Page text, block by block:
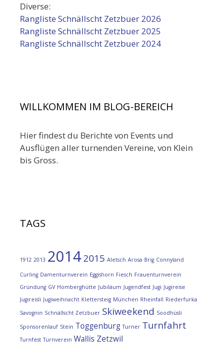
Diverse:
Rangliste Schnällscht Zetzbuer 2026
Rangliste Schnällscht Zetzbuer 2025
Rangliste Schnällscht Zetzbuer 2024
WILLKOMMEN IM BLOG-BEREICH
Hier findest du Berichte von Events und
Ausflügen aller turnenden Vereine, von Klein
bis Gross.
TAGS
1912 2013 2014 2015 Aletsch Arosa Brig Connyland
Curling Damenturnverein Eggishorn Fiesch Frauenturnverein
Gründung GV Homberghütte Jubiläum Jugendfest Jugi Jugireise
Jugireisli Jugiweihnacht Klettersteig München Rheinfall Riederfurka
Savognin Schnällscht Zetzbuer Skiweekend Soodhüsli
Sponsorenlauf Stein Toggenburg Turner Turnfahrt
Turnfest Turnverein Wallis Zetzwil